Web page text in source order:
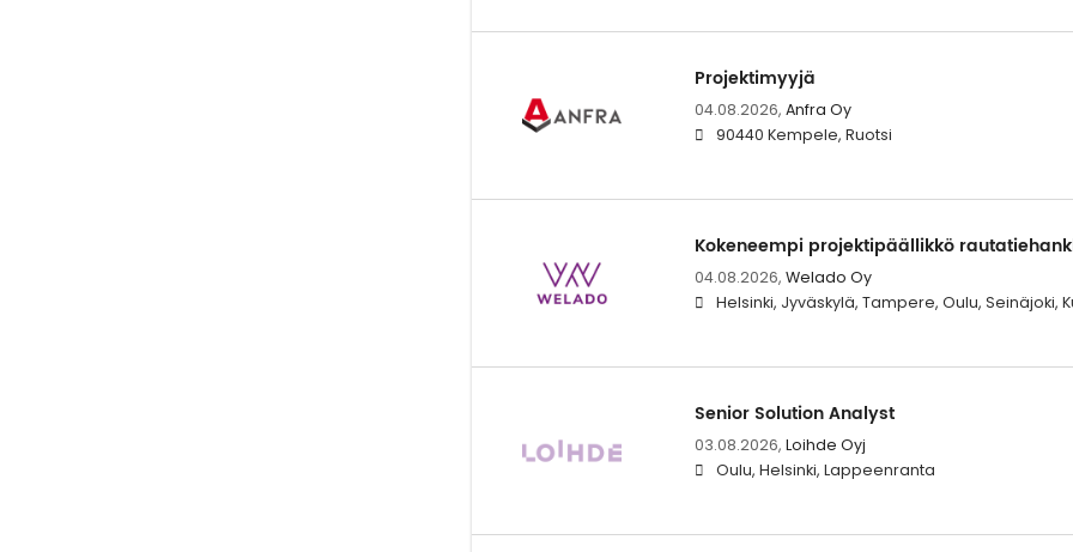
Projektimyyjä
04.08.2026, Anfra Oy
90440 Kempele, Ruotsi
Kokeneempi projektipäällikkö
04.08.2026, Welado Oy
Helsinki, Jyväskylä, Tampere, Oulu, Seinäjoki,
Senior Solution Analyst
03.08.2026, Loihde Oyj
Oulu, Helsinki, Lappeenranta